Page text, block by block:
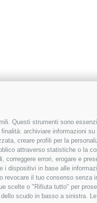
Questi strumenti sono
archiviare informazioni
creare profili per la
attraverso statistiche o la
errori, erogare e
dispositivi in base alle
revocare il tuo consenso
scelte o "Rifiuta tutto" per
scudo in basso a sinistra.